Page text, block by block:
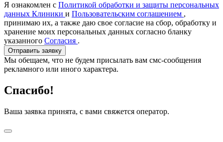
Я ознакомлен с Политикой обработки и защиты персональных
данных Клиники и Пользовательским соглашением ,
принимаю их, а также даю свое согласие на сбор, обработку и
хранение моих персональных данных согласно бланку
указанного Согласия .
Отправить заявку
Мы обещаем, что не будем присылать вам смс-сообщения
рекламного или иного характера.
Спасибо!
Ваша заявка принята, с вами свяжется оператор.